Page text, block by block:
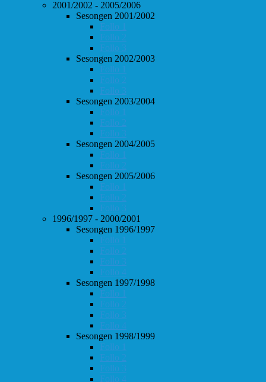
2001/2002 - 2005/2006
Sesongen 2001/2002
Follo 1
Follo 2
Follo 3
Sesongen 2002/2003
Follo 1
Follo 2
Follo 3
Sesongen 2003/2004
Follo 1
Follo 2
Follo 3
Sesongen 2004/2005
Follo 1
Follo 2
Sesongen 2005/2006
Follo 1
Follo 2
Follo 3
1996/1997 - 2000/2001
Sesongen 1996/1997
Follo 1
Follo 2
Follo 3
Follo 4
Sesongen 1997/1998
Follo 1
Follo 2
Follo 3
Follo 4
Sesongen 1998/1999
Follo 1
Follo 2
Follo 3
Follo 4